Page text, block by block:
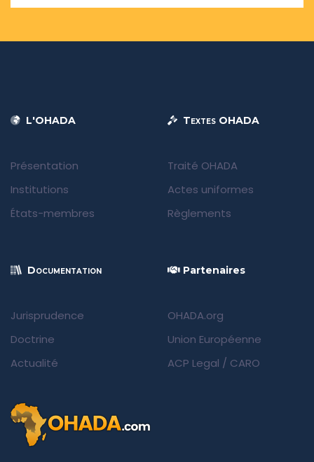
L'OHADA
Présentation
Institutions
États-membres
Textes OHADA
Traité OHADA
Actes uniformes
Règlements
Documentation
Jurisprudence
Doctrine
Actualité
Partenaires
OHADA.org
Union Européenne
ACP Legal / CARO